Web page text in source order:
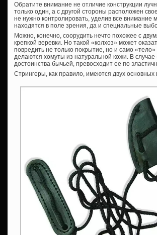
Обратите внимание не отличие конструкции
только один, а с другой стороны расположен
не нужно контролировать, уделив все
находятся в поле зрения, да и специальные
Можно, конечно, соорудить нечто похожее с
крепкой веревки. Но такой «колхоз» может
повредить не только покрытие, но и само
делаются хомуты из натуральной кожи. В
достоинства бычьей, превосходит ее по
Стрингеры, как правило, имеются двух